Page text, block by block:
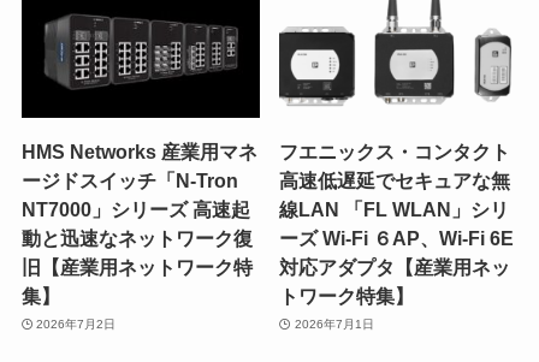
HMS Networks 産業用マネ
ージドスイッチ「N-Tron
NT7000」シリーズ 高速起
動と迅速なネットワーク復
旧【産業用ネットワーク特
集】
2026年7月2日
フエニックス・コンタクト
高速低遅延でセキュアな無
線LAN 「FL WLAN」シリ
ーズ Wi-Fi ６AP、Wi-Fi 6E
対応アダプタ【産業用ネッ
トワーク特集】
2026年7月1日